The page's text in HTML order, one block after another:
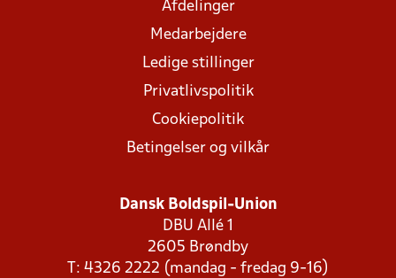
Afdelinger
Medarbejdere
Ledige stillinger
Privatlivspolitik
Cookiepolitik
Betingelser og vilkår
Dansk Boldspil-Union
DBU Allé 1
2605 Brøndby
T: 4326 2222 (mandag - fredag 9-16)